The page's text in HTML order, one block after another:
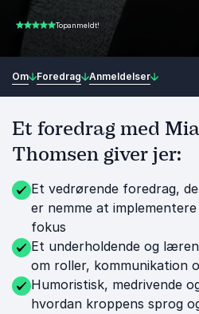
4.93 ud af 5Topanmeldt!
Om Foredrag Anmeldelser
Et foredrag med
Thomsen giver jer:
Et vedrørende foredrag,
er nemme at
fokus
Et underholdende og
om roller, kommunikation
Humoristisk, medrivende
hvordan kroppens sprog